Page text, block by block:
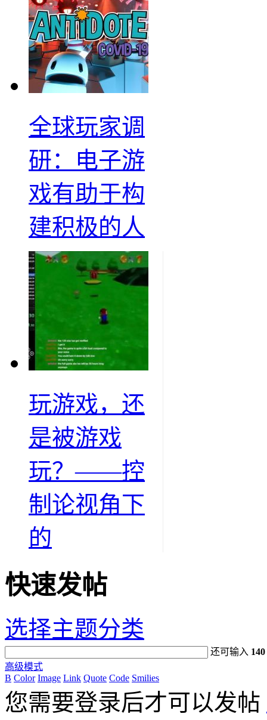
全球玩家调
研：电子游
戏有助于构
建积极的人
玩游戏，还
是被游戏
玩？——控
制论视角下
的
快速发帖
选择主题分类
还可输入 140
高级模式
B Color Image Link Quote Code Smilies
您需要登录后才可以发帖